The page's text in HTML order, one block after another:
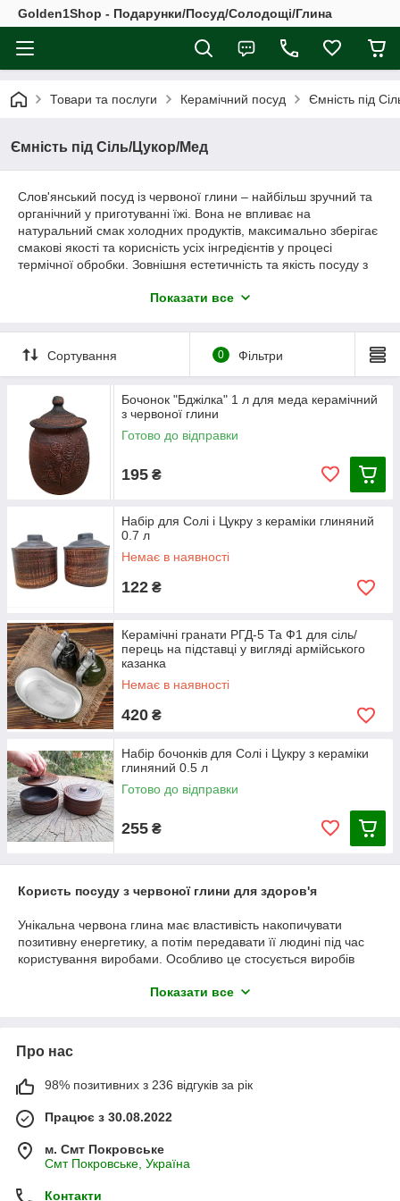
Golden1Shop - Подарунки/Посуд/Солодощі/Глина
Товари та послуги Керамічний посуд Ємність під
Ємність під Сіль/Цукор/Мед
Слов'янський посуд із червоної глини – найбільш зручний та
органічний у приготуванні їжі. Вона не впливає на
натуральний смак холодних продуктів, максимально зберігає
смакові якості та корисність усіх інгредієнтів у процесі
термічної обробки. Зовнішня естетичність та якість посуду з
проходять випал у печі, секрети традиційних технологій
майстри дбайливо зберігають і передають з покоління в
покоління. Популярність самобутнього посуду із Слов'янська
отриманні у Вас у місті.
Показати все
Сортування 0 Фільтри
Бочонок "Бджілка" 1 л для меда керамічний
з червоної глини
Готово до відправки
195 ₴
Набір для Солі і Цукру з кераміки глиняний
0.7 л
Немає в наявності
122 ₴
Керамічні гранати РГД-5 Та Ф1 для сіль/
перець на підставці у вигляді армійського
казанка
Немає в наявності
420 ₴
Набір бочонків для Солі і Цукру з кераміки
глиняний 0.5 л
Готово до відправки
255 ₴
Користь посуду з червоної глини для здоров'я
Унікальна червона глина має властивість накопичувати
позитивну енергетику, а потім передавати її людині під час
користування виробами. Особливо це стосується виробів
Великий вибір у нашому магазині.
найбільш сприятливого екологічно. У ньому відсутні сторонні
домішки. Страва, приготована в глиняному посуді, не
схильна до окислювальних процесів. Природні властивості
глини дозволяють готувати їжу в такому посуді з мінімальною
кількістю жиру. Це особливо цінують дієтологи, люди, які
стежать за вагою та прихильники здорового способу життя.
Показати все
Про нас
98% позитивних з 236 відгуків за рік
Працює з 30.08.2022
м. Смт Покровське
Смт Покровське, Україна
Контакти